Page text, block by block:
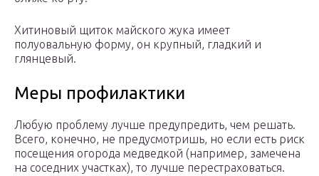
Хитиновый щиток майского жука имеет
полуовальную форму, он крупный, гладкий и
глянцевый.
Меры профилактики
Любую проблему лучше предупредить, чем решать.
Всего, конечно, не предусмотришь, но если есть риск
посещения огорода медведкой (например, замечена
на соседних участках), то лучше перестраховаться.